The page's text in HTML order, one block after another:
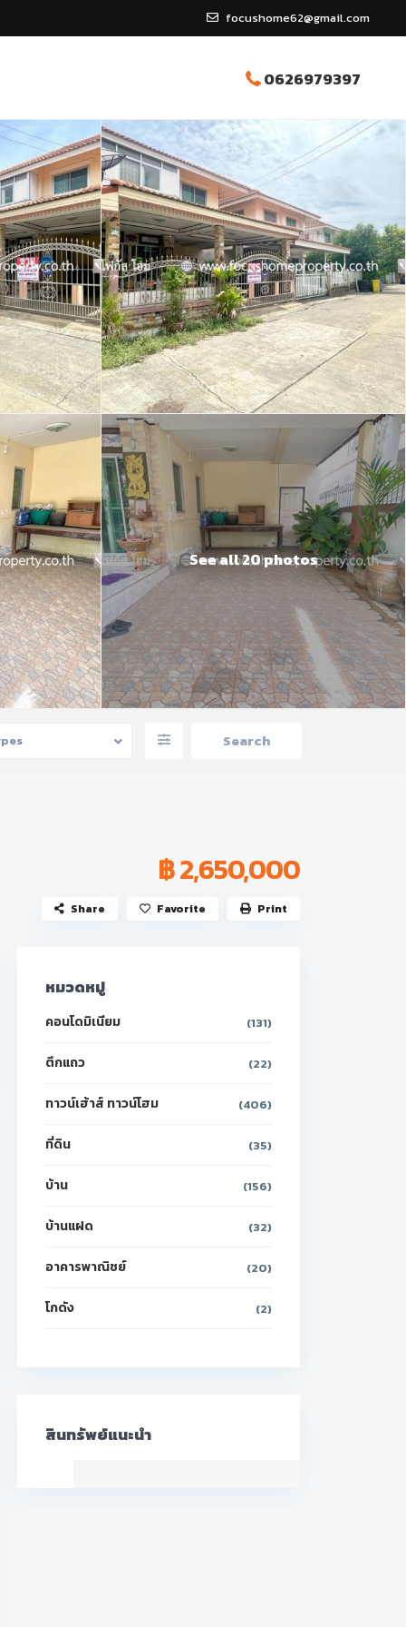
focushome62@gmail.com
0626979397
See all 20 photos
฿ 2,650,000
Share Favorite Print
หมวดหมู่
คอนโดมิเนียม (131)
ตึกแถว (22)
ทาวน์เฮ้าส์ ทาวน์โฮม (406)
ที่ดิน (35)
บ้าน (156)
บ้านแฝด (32)
อาคารพาณิชย์ (20)
โกดัง (2)
สินทรัพย์แนะนำ